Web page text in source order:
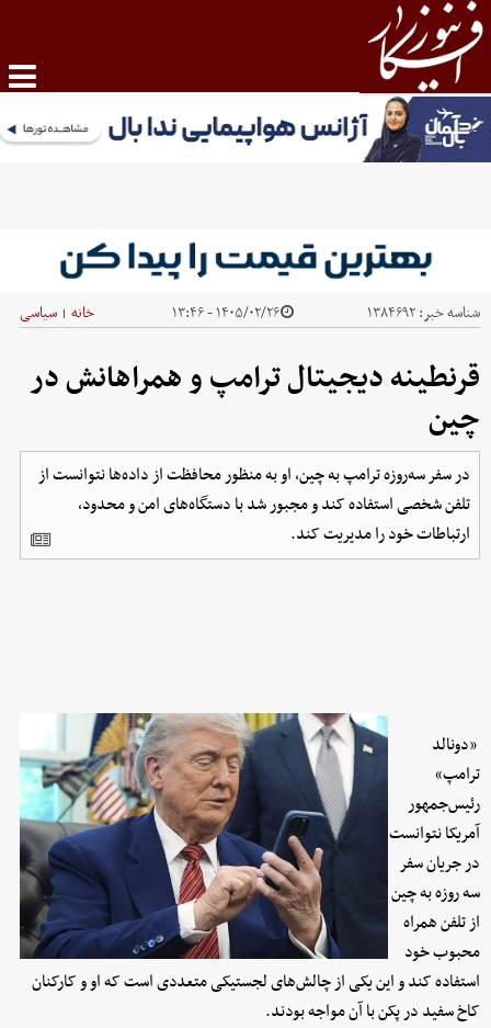
شناسه خبر:۱۳۸۴۶۹۲ ۱۴۰۵/۰۲/۲۶ - ۱۳:۴۶ خانه | سیاسی
قرنطینه دیجیتال ترامپ و همراهانش در
چین
در سفر سه‌روزه ترامپ به چین، او به منظور محافظت از داده‌ها نتوانست از
تلفن شخصی استفاده کند و مجبور شد با دستگاه‌های امن و محدود،
ارتباطات خود را مدیریت کند.
«دونالد
ترامپ»
رئیس‌جمهور
آمریکا نتوانست
در جریان سفر
سه روزه به چین
از تلفن همراه
محبوب خود
استفاده کند و این یکی از چالش‌های لجستیکی متعددی است که او و کارکنان
کاخ سفید در پکن با آن مواجه بودند.